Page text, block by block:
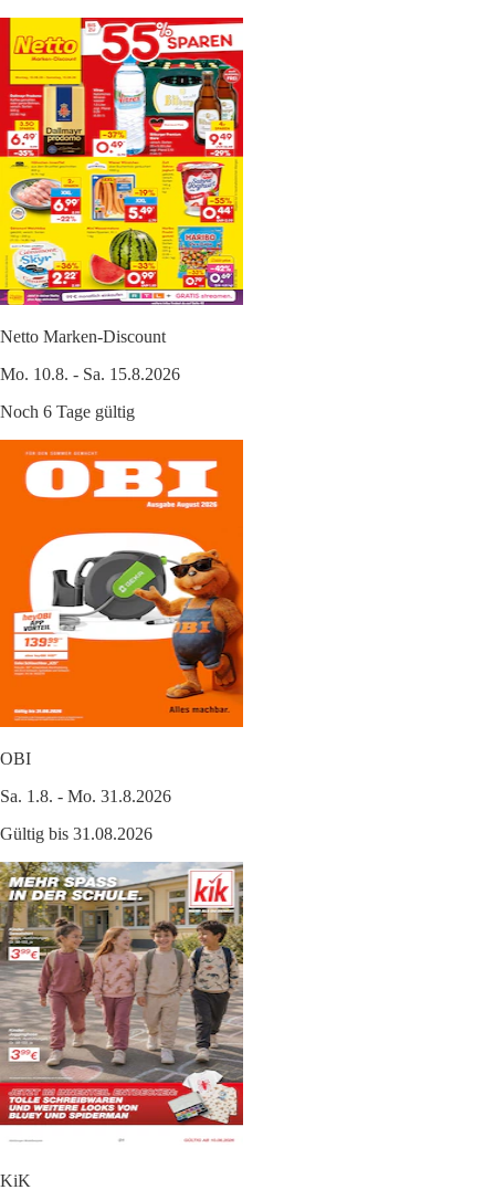
Netto Marken-Discount
Mo. 10.8. - Sa. 15.8.2026
Noch 6 Tage gültig
OBI
Sa. 1.8. - Mo. 31.8.2026
Gültig bis 31.08.2026
KiK